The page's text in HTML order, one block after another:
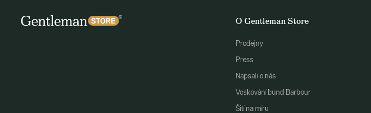
O Gentleman Store
Prodejny
Press
Napsali o nás
Voskování bund Barbour
Šití na míru